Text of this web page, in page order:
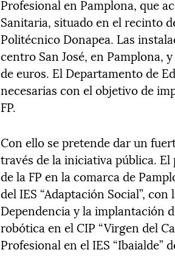
Profesional en Pamplona, que
Sanitaria, situado en el recinto
Politécnico Donapea. Las
centro San José, en Pamplona,
de euros. El Departamento de
necesarias con el objetivo de
FP.
Con ello se pretende dar un
través de la iniciativa pública.
de la FP en la comarca de
del IES “Adaptación Social”,
Dependencia y la implantación
robótica en el CIP “Virgen del
Profesional en el IES “Ibaialde”